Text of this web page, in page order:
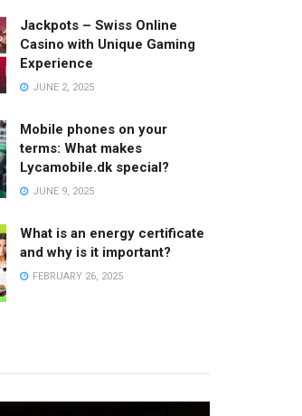
Jackpots – Swiss Online
Casino with Unique Gaming
Experience
JUNE 2, 2025
Mobile phones on your
terms: What makes
Lycamobile.dk special?
JUNE 9, 2025
What is an energy certificate
and why is it important?
FEBRUARY 26, 2025